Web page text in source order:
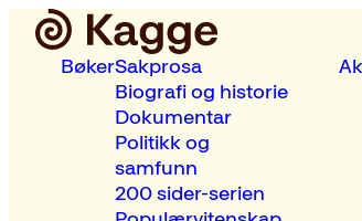
BøkerSakprosa
Biografi og historie
Dokumentar
Politikk og
samfunn
200 sider-serien